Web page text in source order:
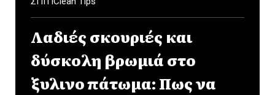
Λαδιές σκουριές και
δύσκολη βρωμιά στο
ξυλινο πάτωμα: Πως να